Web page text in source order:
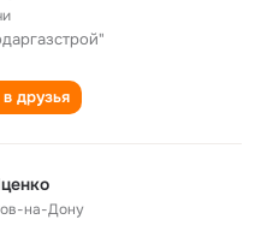
друзья
на-Дону